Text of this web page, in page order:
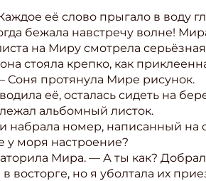
её слово прыгало в воду
бежала навстречу волне!
на Миру смотрела
стояла крепко, как
протянула Мире рисунок.
её, осталась сидеть на
альбомный листок.
набрала номер, написанный на
у моря настроение?
Мира. — А ты как?
восторге, но я уболтала их